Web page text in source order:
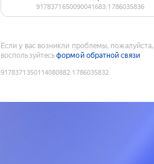
Если у вас возникли проблемы, пожалуйста,
воспользуйтесьформой обратной связи
9178371350114080882:1786035832